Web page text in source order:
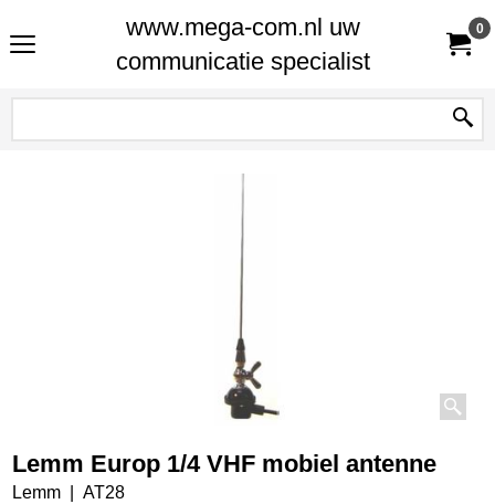
www.mega-com.nl uw
communicatie specialist
0
Lemm Europ 1/4 VHF mobiel antenne
Lemm AT28